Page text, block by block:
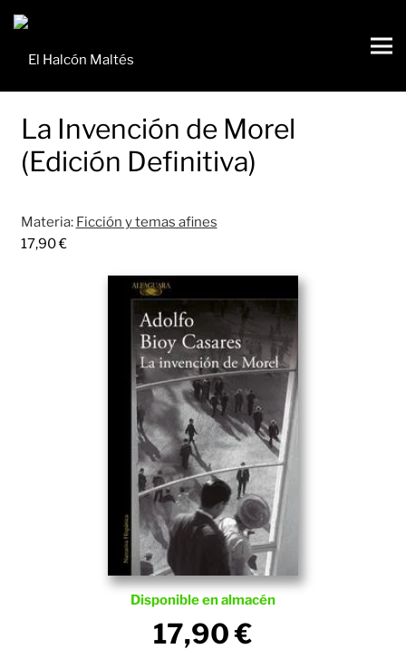
La Invención de Morel
(Edición Definitiva)
Materia: Ficción y temas afines
17,90€
Disponible en almacén
17,90€